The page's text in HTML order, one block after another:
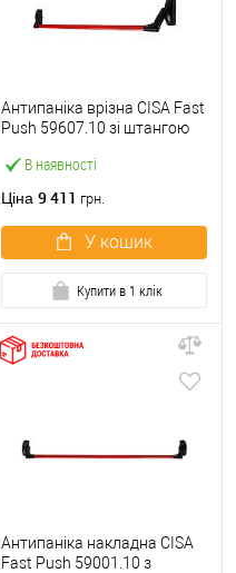
В наявності
Антипаніка врізна CISA Fast
Push 59607.10 зі штангою
Ціна 9 411 грн.
У кошик
Купити в 1 клік
Антипаніка накладна CISA
Fast Push 59001.10 з